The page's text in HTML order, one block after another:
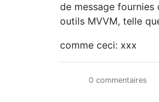
de message fournies
outils MVVM, telle
comme ceci: xxx
0 commentaires